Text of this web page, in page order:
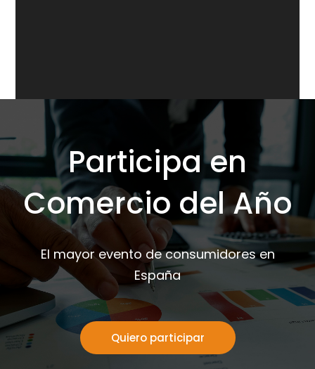
Participa en
Comercio del Año
El mayor evento de consumidores en
España
Quiero participar